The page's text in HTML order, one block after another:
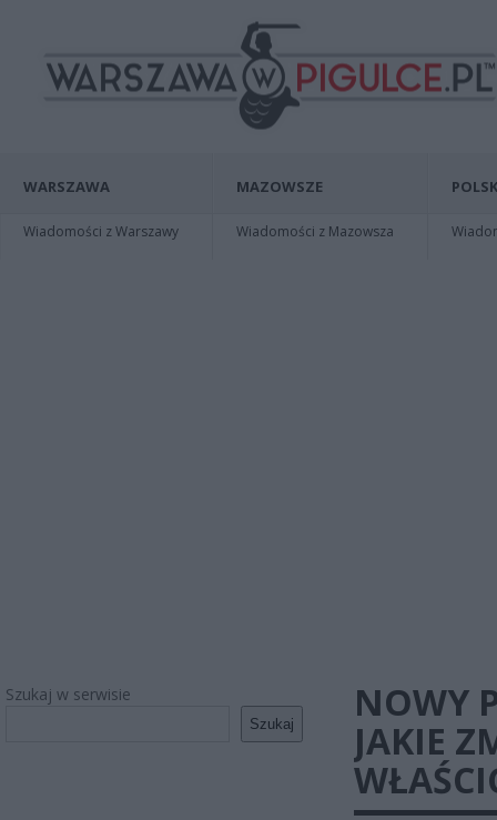
WARSZAWA
Wiadomości z Warszawy
MAZOWSZE
Wiadomości z Mazowsza
Szukaj w serwisie
Szukaj
NOWY
JAKIE